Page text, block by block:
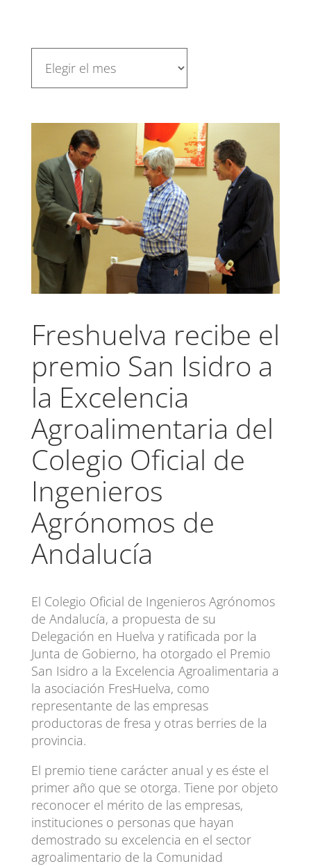
Freshuelva recibe el
premio San Isidro a
la Excelencia
Agroalimentaria del
Colegio Oficial de
Ingenieros
Agrónomos de
Andalucía
El Colegio Oficial de Ingenieros Agrónomos
de Andalucía, a propuesta de su
Delegación en Huelva y ratificada por la
Junta de Gobierno, ha otorgado el Premio
San Isidro a la Excelencia Agroalimentaria a
la asociación FresHuelva, como
representante de las empresas
productoras de fresa y otras berries de la
provincia.
El premio tiene carácter anual y es éste el
primer año que se otorga. Tiene por objeto
reconocer el mérito de las empresas,
instituciones o personas que hayan
demostrado su excelencia en el sector
agroalimentario de la Comunidad